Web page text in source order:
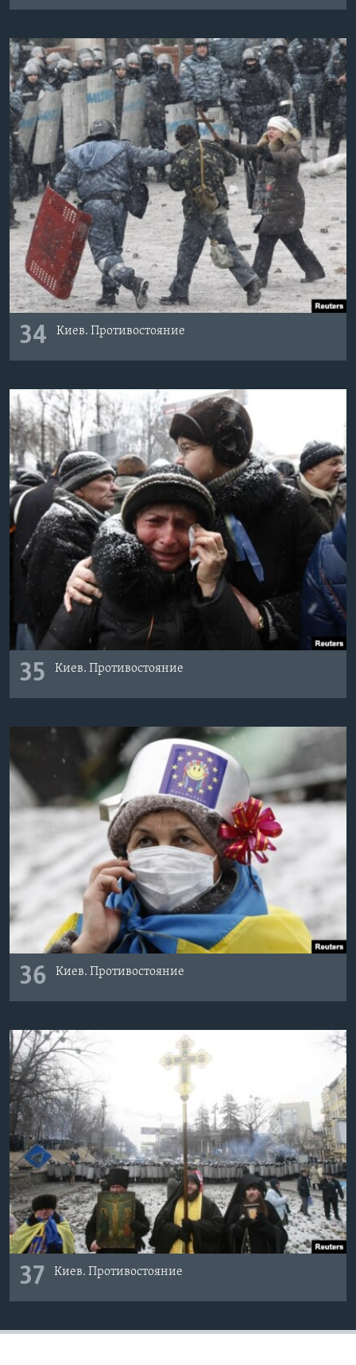
34 Киев. Противостояние
35 Киев. Противостояние
36 Киев. Противостояние
37 Киев. Противостояние